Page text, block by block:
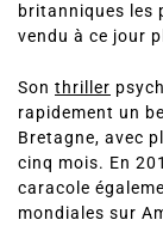
britanniques les
vendu à ce jour
Son thriller
rapidement un
Bretagne, avec
cinq mois. En
caracole
mondiales sur